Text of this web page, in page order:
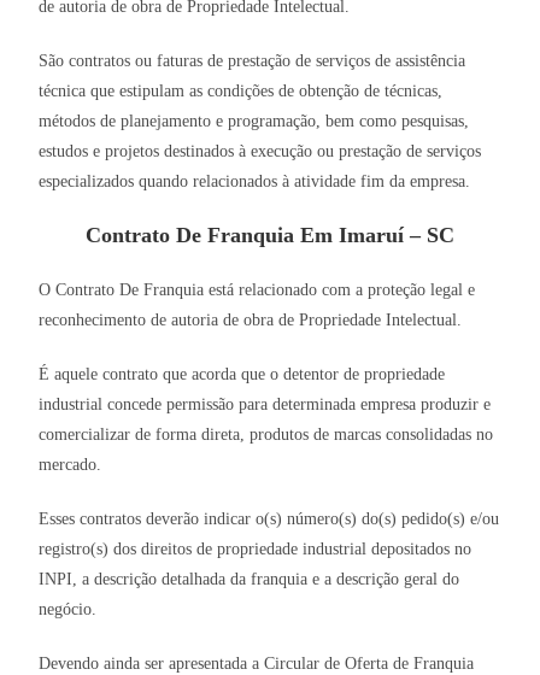
de autoria de obra de Propriedade Intelectual.
São contratos ou faturas de prestação de serviços de assistência
técnica que estipulam as condições de obtenção de técnicas,
métodos de planejamento e programação, bem como pesquisas,
estudos e projetos destinados à execução ou prestação de serviços
especializados quando relacionados à atividade fim da empresa.
Contrato De Franquia Em Imaruí – SC
O Contrato De Franquia está relacionado com a proteção legal e
reconhecimento de autoria de obra de Propriedade Intelectual.
É aquele contrato que acorda que o detentor de propriedade
industrial concede permissão para determinada empresa produzir e
comercializar de forma direta, produtos de marcas consolidadas no
mercado.
Esses contratos deverão indicar o(s) número(s) do(s) pedido(s) e/ou
registro(s) dos direitos de propriedade industrial depositados no
INPI, a descrição detalhada da franquia e a descrição geral do
negócio.
Devendo ainda ser apresentada a Circular de Oferta de Franquia